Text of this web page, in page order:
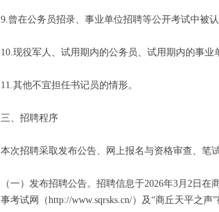
9.曾在公务员招录、事业单位招聘等公开考试中被
10.现役军人、试用期内的公务员、试用期内的事业
11.其他不宜担任书记员的情形。
三、招聘程序
本次招聘采取发布公告、网上报名与资格审查、笔
（一）发布招聘公告。招聘信息于2026年3月2日在
事考试网（http://www.sqrsks.cn/）及“商丘天平之声